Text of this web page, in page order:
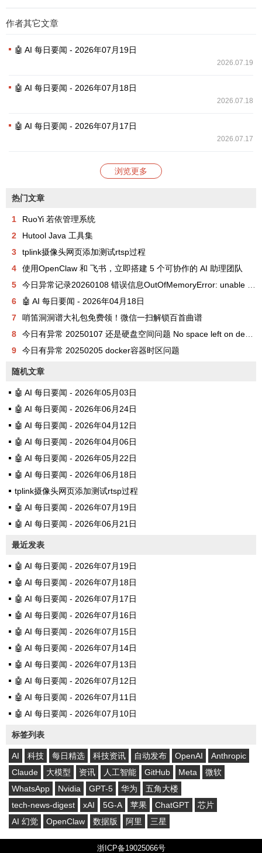
作者其它文章
🤖 AI 每日要闻 - 2026年07月19日
2026.07.19
🤖 AI 每日要闻 - 2026年07月18日
2026.07.18
🤖 AI 每日要闻 - 2026年07月17日
2026.07.17
浏览更多
热门文章
1
RuoYi 若依管理系统
2
Hutool Java 工具集
3
tplink摄像头网页添加测试rtsp过程
4
使用OpenClaw 和 飞书，立即搭建 5 个可协作的 AI 助理团队
5
今日异常记录20260108 错误信息OutOfMemoryError: unable to create new native thread
6
🤖 AI 每日要闻 - 2026年04月18日
7
哨笛洞洞谱大礼包免费领！微信一扫解锁百首曲谱
8
今日有异常 20250107 还是硬盘空间问题 No space left on device
9
今日有异常 20250205 docker容器时区问题
随机文章
🤖 AI 每日要闻 - 2026年05月03日
🤖 AI 每日要闻 - 2026年06月24日
🤖 AI 每日要闻 - 2026年04月12日
🤖 AI 每日要闻 - 2026年04月06日
🤖 AI 每日要闻 - 2026年05月22日
🤖 AI 每日要闻 - 2026年06月18日
tplink摄像头网页添加测试rtsp过程
🤖 AI 每日要闻 - 2026年07月19日
🤖 AI 每日要闻 - 2026年06月21日
最近发表
🤖 AI 每日要闻 - 2026年07月19日
🤖 AI 每日要闻 - 2026年07月18日
🤖 AI 每日要闻 - 2026年07月17日
🤖 AI 每日要闻 - 2026年07月16日
🤖 AI 每日要闻 - 2026年07月15日
🤖 AI 每日要闻 - 2026年07月14日
🤖 AI 每日要闻 - 2026年07月13日
🤖 AI 每日要闻 - 2026年07月12日
🤖 AI 每日要闻 - 2026年07月11日
🤖 AI 每日要闻 - 2026年07月10日
标签列表
AI 科技 每日精选 科技资讯 自动发布 OpenAI
Anthropic
Claude
大模型 资讯 人工智能 GitHub Meta
微软
WhatsApp
Nvidia GPT-5 华为
五角大楼
tech-news-digest
xAI 5G-A 苹果 ChatGPT
芯片
AI 幻觉
OpenClaw 数据版 阿里 三星
浙ICP备19025066号